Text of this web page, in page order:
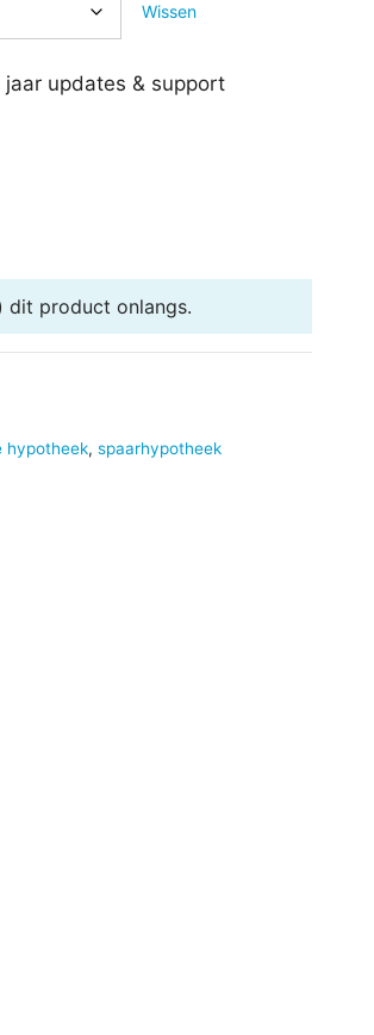
Wissen
updates & support
product onlangs.
hypotheek, spaarhypotheek